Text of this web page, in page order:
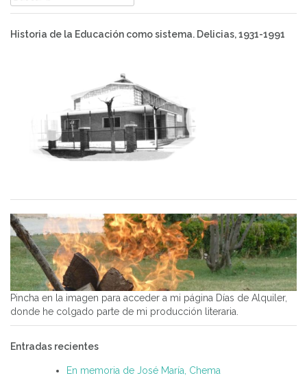
Historia de la Educación como sistema. Delicias, 1931-1991
Pincha en la imagen para acceder a mi página Días de Alquiler,
donde he colgado parte de mi producción literaria.
Entradas recientes
En memoria de José María, Chema